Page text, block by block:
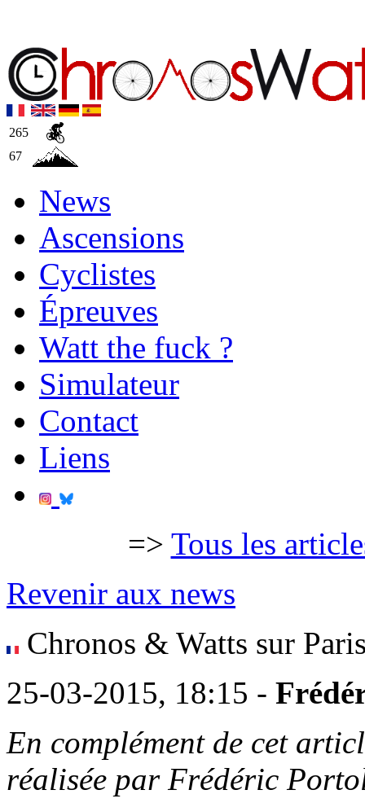
265
67
News
Ascensions
Cyclistes
Épreuves
Watt the fuck ?
Simulateur
Contact
Liens
=> Tous les
Revenir aux news
Chronos & Watts sur
25-03-2015, 18:15 -
En complément de cet
réalisée par Frédéric